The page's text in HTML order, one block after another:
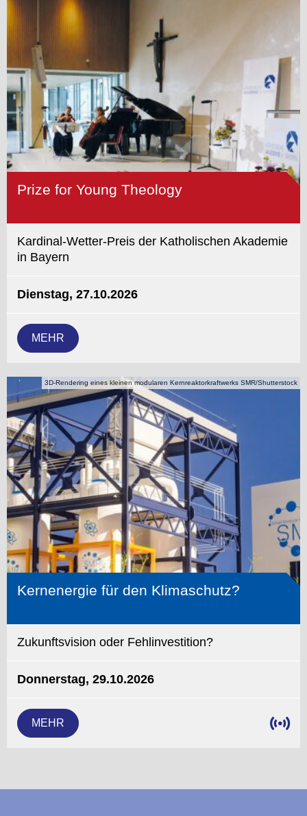
Prize for Young Theology
Kardinal-Wetter-Preis der Katholischen Akademie
in Bayern
Dienstag, 27.10.2026
MEHR
3D-Rendering eines kleinen modularen Kernreaktorkraftwerks SMR/Shutterstock
Kernenergie für den Klimaschutz?
Zukunftsvision oder Fehlinvestition?
Donnerstag, 29.10.2026
MEHR